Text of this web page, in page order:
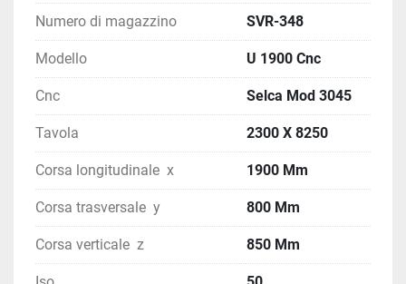
Numero di magazzino SVR-348
Modello U 1900 Cnc
Cnc Selca Mod 3045
Tavola 2300 X 8250
Corsa longitudinale x 1900 Mm
Corsa trasversale y 800 Mm
Corsa verticale z 850 Mm